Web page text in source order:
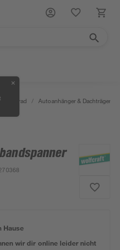
✕
Fahrrad / Autoanhänger & Dachträger
Hause
wir dir online leider nicht